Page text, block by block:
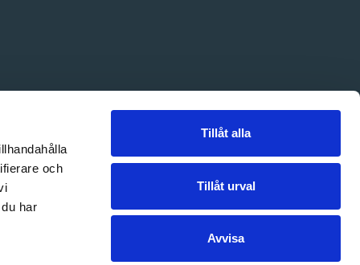
och
har
Tillåt alla
Tillåt urval
Avvisa